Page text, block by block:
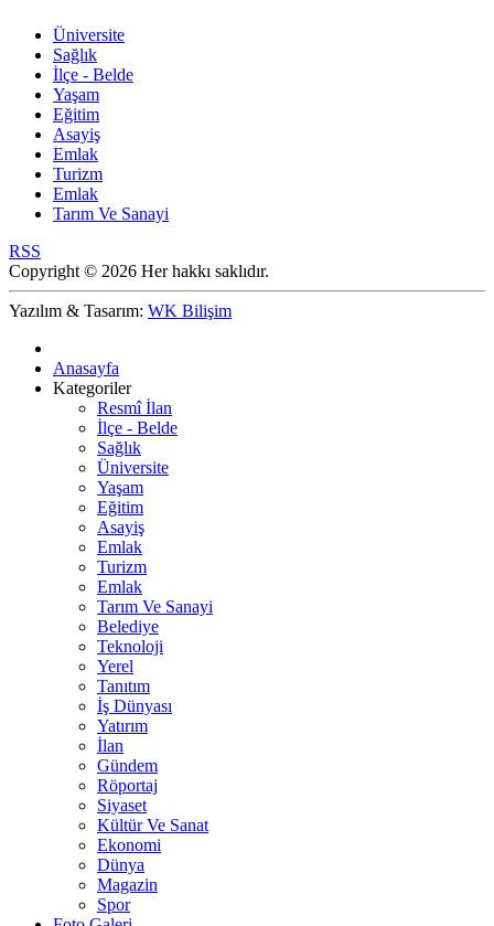
Üniversite
Sağlık
İlçe - Belde
Yaşam
Eğitim
Asayiş
Emlak
Turizm
Emlak
Tarım Ve Sanayi
RSS
Copyright © 2026 Her hakkı saklıdır.
Yazılım & Tasarım: WK Bilişim
Anasayfa
Kategoriler
Resmî İlan
İlçe - Belde
Sağlık
Üniversite
Yaşam
Eğitim
Asayiş
Emlak
Turizm
Emlak
Tarım Ve Sanayi
Belediye
Teknoloji
Yerel
Tanıtım
İş Dünyası
Yatırım
İlan
Gündem
Röportaj
Siyaset
Kültür Ve Sanat
Ekonomi
Dünya
Magazin
Spor